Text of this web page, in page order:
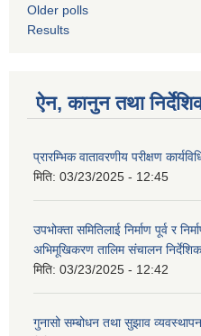
Older polls
Results
ऐन, कानुन तथा
प्रारम्भिक वातावरणीय परीक्षण
मिति: 03/23/2025 - 12:45
उपभोक्ता समितिलाई निर्माण पूर्व र
अभिमूखिकरण तालिम संचालन
मिति: 03/23/2025 - 12:42
गुनासो सम्बोधन तथा सुझाव